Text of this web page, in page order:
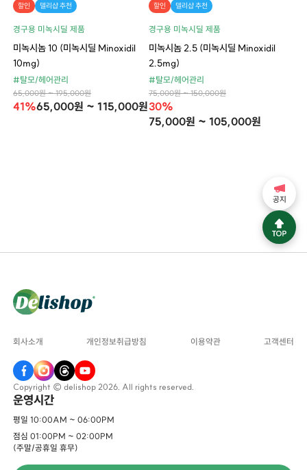
할인 델리샵 추천
경구용 미녹시딜 제품
미녹시놈 10 (미녹시딜 Minoxidil
10mg)
#탈모/헤어관리
65,000원 ~ 195,000원
41%65,000원 ~ 115,000원
할인 델리샵 추천
경구용 미녹시딜 제품
미녹시놈 2.5 (미녹시딜 Minoxidil
2.5mg)
#탈모/헤어관리
75,000원 ~ 150,000원
30%
75,000원 ~ 105,000원
회사소개 개인정보취급방침 이용약관 고객센터
Copyright © delishop 2026. All rights reserved.
운영시간
평일 10:00AM ~ 06:00PM
점심 01:00PM ~ 02:00PM
(주말/공휴일 휴무)
공지